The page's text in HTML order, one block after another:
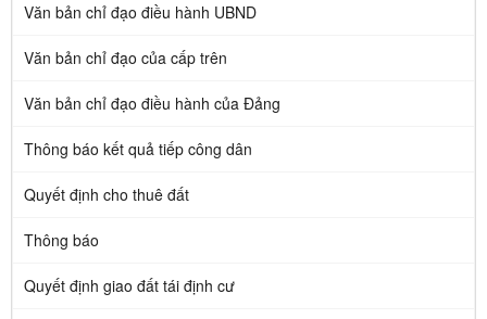
Văn bản chỉ đạo điều hành UBND
Văn bản chỉ đạo của cấp trên
Văn bản chỉ đạo điều hành của Đảng
Thông báo kết quả tiếp công dân
Quyết định cho thuê đất
Thông báo
Quyết định giao đất tái định cư